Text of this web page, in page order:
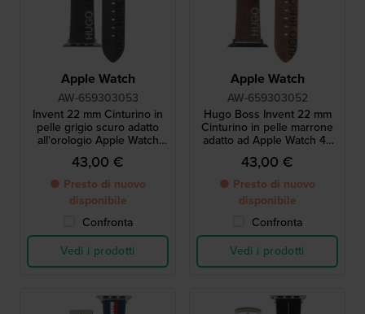
Apple Watch
AW-659303053
Invent 22 mm Cinturino in
pelle grigio scuro adatto
all'orologio Apple Watch
taglia 1
43,00 €
● Presto di nuovo
disponibile
Confronta
Vedi i prodotti
Apple Watch
AW-659303052
Hugo Boss Invent 22 mm
Cinturino in pelle marrone
adatto ad Apple Watch 42
mm
43,00 €
● Presto di nuovo
disponibile
Confronta
Vedi i prodotti